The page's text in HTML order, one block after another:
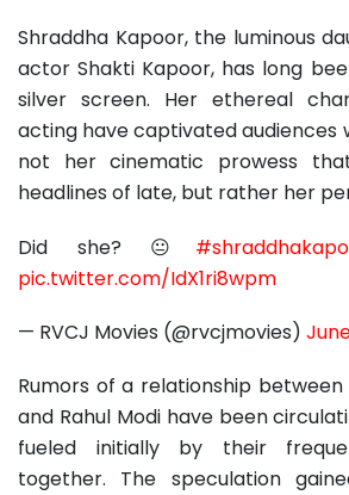
Shraddha Kapoor, the luminous
actor Shakti Kapoor, has long
silver screen. Her ethereal
acting have captivated audiences
not her cinematic prowess
headlines of late, but rather her
Did she? 😐
pic.twitter.com/IdX1ri8wpm
— RVCJ Movies (@rvcjmovies)
Rumors of a relationship
and Rahul Modi have been
fueled initially by their
together. The speculation